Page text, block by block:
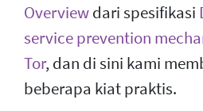
Overviewdari spesifikasi
service prevention
Tor, dan di sini kami
beberapa kiat praktis.